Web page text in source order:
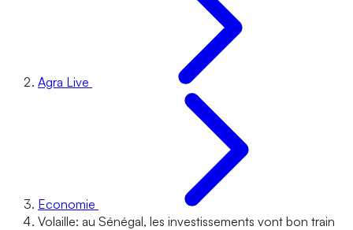
Agra Live
Economie
Volaille: au Sénégal, les investissements vont bon train